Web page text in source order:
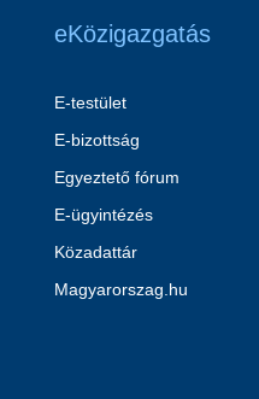
eKözigazgatás
E-testület
E-bizottság
Egyeztető fórum
E-ügyintézés
Közadattár
Magyarorszag.hu